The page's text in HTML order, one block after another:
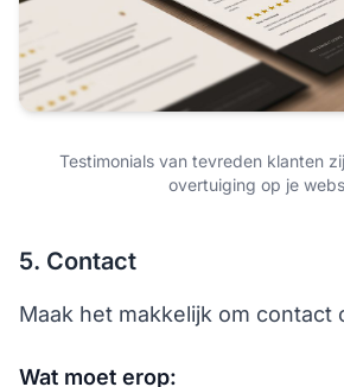
Testimonials van tevreden klanten
overtuiging op je
5. Contact
Maak het makkelijk om contact
Wat moet erop: